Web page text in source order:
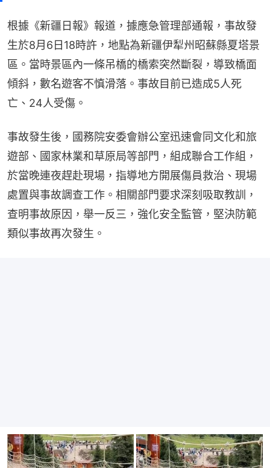
根據《新疆日報》報道，據應急管理部通報，事故發
生於8月6日18時許，地點為新疆伊犁州昭蘇縣夏塔景
區。當時景區內一條吊橋的橋索突然斷裂，導致橋面
傾斜，數名遊客不慎滑落。事故目前已造成5人死
亡、24人受傷。
事故發生後，國務院安委會辦公室迅速會同文化和旅
遊部、國家林業和草原局等部門，組成聯合工作組，
於當晚連夜趕赴現場，指導地方開展傷員救治、現場
處置與事故調查工作。相關部門要求深刻吸取教訓，
查明事故原因，舉一反三，強化安全監管，堅決防範
類似事故再次發生。